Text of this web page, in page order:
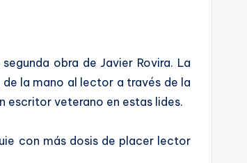
obra de Javier Rovira. La
la mano al lector a través de la
escritor veterano en estas lides.
con más dosis de placer lector